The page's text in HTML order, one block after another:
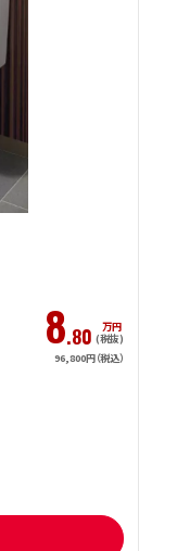
8.80 万円
(税抜)
96,800円（税込）